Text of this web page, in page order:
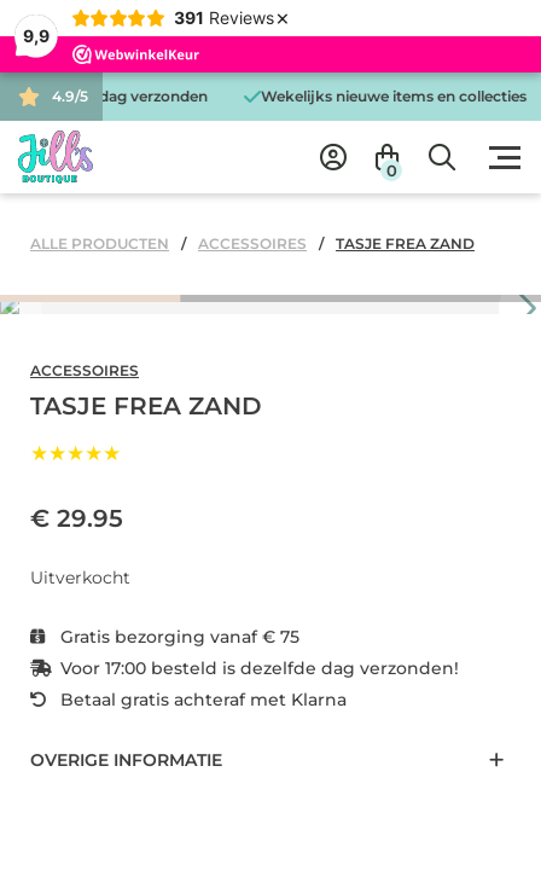
9,9
391 Reviews ×
4.9/5
is dezelfde dag verzonden Wekelijks nieuwe items en collecties
0
ALLE PRODUCTEN ACCESSOIRES TASJE FREA ZAND
ACCESSOIRES
TASJE FREA ZAND
★★★★★
€ 29.95
Uitverkocht
Gratis bezorging vanaf € 75
Voor 17:00 besteld is dezelfde dag verzonden!
Betaal gratis achteraf met Klarna
OVERIGE INFORMATIE